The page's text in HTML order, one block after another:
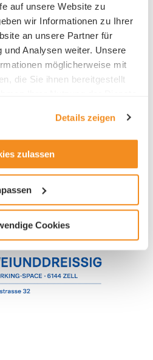
auf unsere Website zu
wir Informationen zu Ihrer
an unsere Partner für
und Analysen weiter. Unsere
möglicherweise mit
die Sie ihnen bereitgestellt
Details zeigen
zulassen
Cookies
Space